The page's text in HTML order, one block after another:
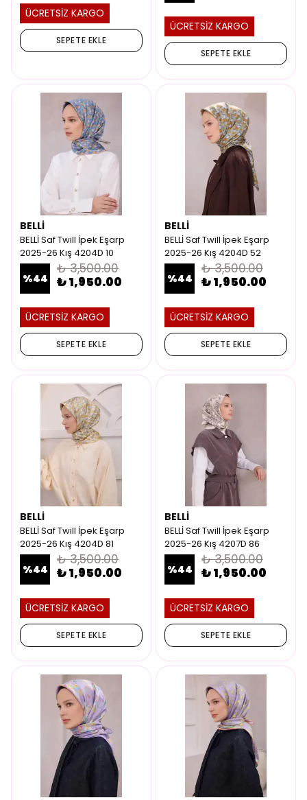
ÜCRETSİZ KARGO
SEPETE EKLE
ÜCRETSİZ KARGO
SEPETE EKLE
BELLİ
BELLİ Saf Twill İpek Eşarp
2025-26 Kış 4204D 10
%44
₺ 3,500.00
₺ 1,950.00
ÜCRETSİZ KARGO
SEPETE EKLE
BELLİ
BELLİ Saf Twill İpek Eşarp
2025-26 Kış 4204D 52
%44
₺ 3,500.00
₺ 1,950.00
ÜCRETSİZ KARGO
SEPETE EKLE
BELLİ
BELLİ Saf Twill İpek Eşarp
2025-26 Kış 4204D 81
%44
₺ 3,500.00
₺ 1,950.00
ÜCRETSİZ KARGO
SEPETE EKLE
BELLİ
BELLİ Saf Twill İpek Eşarp
2025-26 Kış 4207D 86
%44
₺ 3,500.00
₺ 1,950.00
ÜCRETSİZ KARGO
SEPETE EKLE